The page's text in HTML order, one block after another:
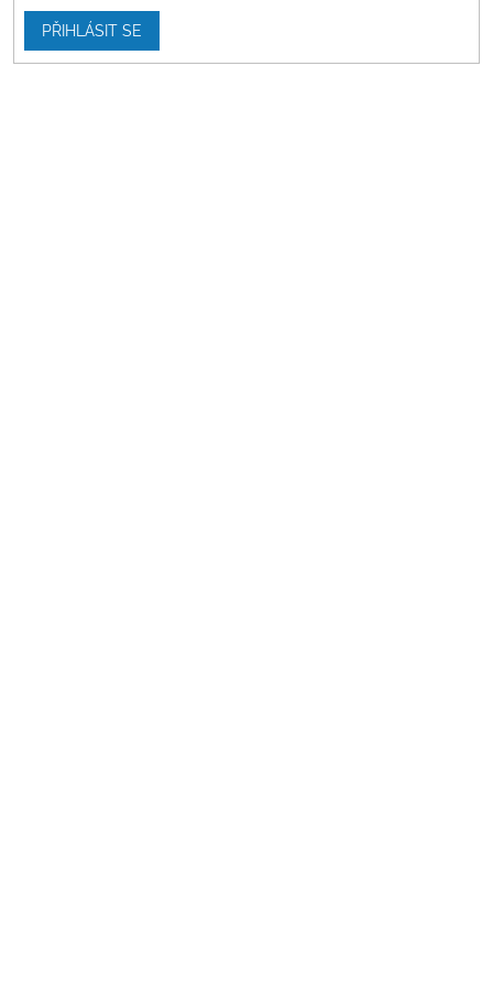
PŘIHLÁSIT SE